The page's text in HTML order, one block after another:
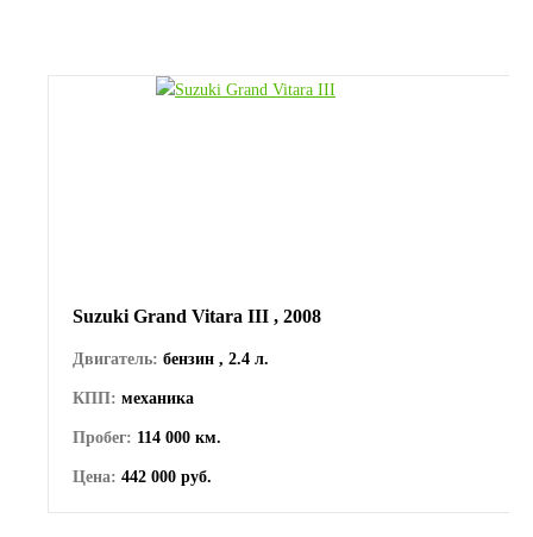
Suzuki Grand Vitara III , 2008
Двигатель: бензин , 2.4 л.
КПП: механика
Пробег: 114 000 км.
Цена: 442 000 руб.